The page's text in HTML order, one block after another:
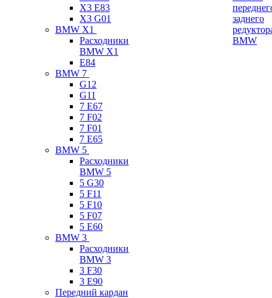
X3 E83
X3 G01
BMW X1
Расходники
BMW X1
E84
BMW 7
G12
G11
7 Е67
7 F02
7 F01
7 E65
BMW 5
Расходники
BMW 5
5 G30
5 F11
5 F10
5 F07
5 E60
BMW 3
Расходники
BMW 3
3 F30
3 E90
Передний кардан
заднего
BMW